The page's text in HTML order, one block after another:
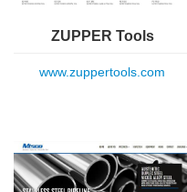
ZUPPER Tools
www.zuppertools.com